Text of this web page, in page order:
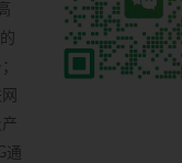
通